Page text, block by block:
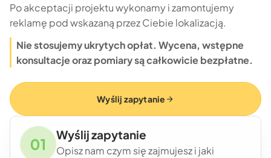
Wyślij zapytanie
Opisz nam czym się zajmujesz i jaki
Po akceptacji projektu wykonamy i zamontujemy
reklamę pod wskazaną przez Ciebie lokalizacją.
Nie stosujemy ukrytych opłat. Wycena, wstępne
konsultacje oraz pomiary są całkowicie bezpłatne.
Wyślij zapytanie